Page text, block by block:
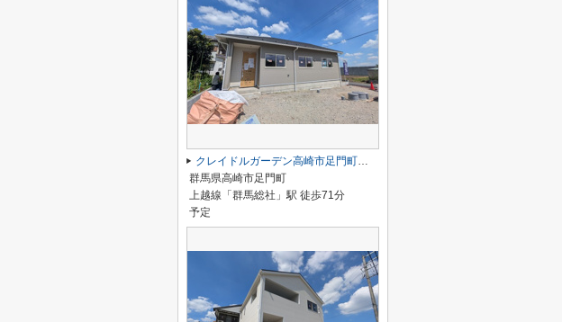
クレイドルガーデン高崎市足門町第9ー①
群馬県高崎市足門町
上越線「群馬総社」駅 徒歩71分
予定